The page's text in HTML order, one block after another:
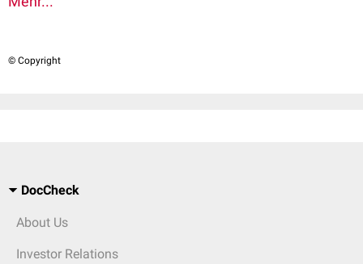
© Copyright
DocCheck
About Us
Investor Relations